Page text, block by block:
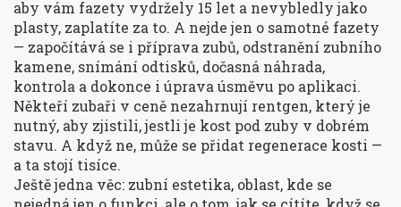
aby vám fazety vydržely 15 let a nevybledly jako
plasty, zaplatíte za to. A nejde jen o samotné fazety
— započítává se i příprava zubů, odstranění zubního
kamene, snímání odtisků, dočasná náhrada,
kontrola a dokonce i úprava úsměvu po aplikaci.
Někteří zubaři v ceně nezahrnují rentgen, který je
nutný, aby zjistili, jestli je kost pod zuby v dobrém
stavu. A když ne, může se přidat regenerace kosti —
a ta stojí tisíce.
Ještě jedna věc: zubní estetika, oblast, kde se